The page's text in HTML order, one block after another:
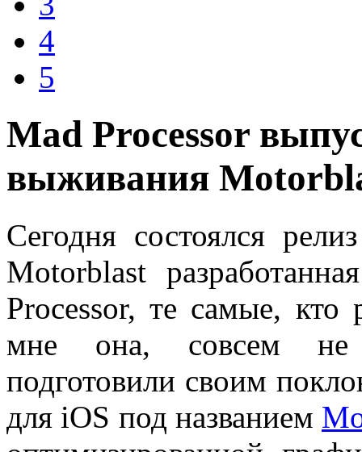
4
5
Mad Processor
выживания
Сегодня состоялся
Motorblast
Processor, те самые, кто
мне она, совсем не
подготовили своим
для iOS под названием